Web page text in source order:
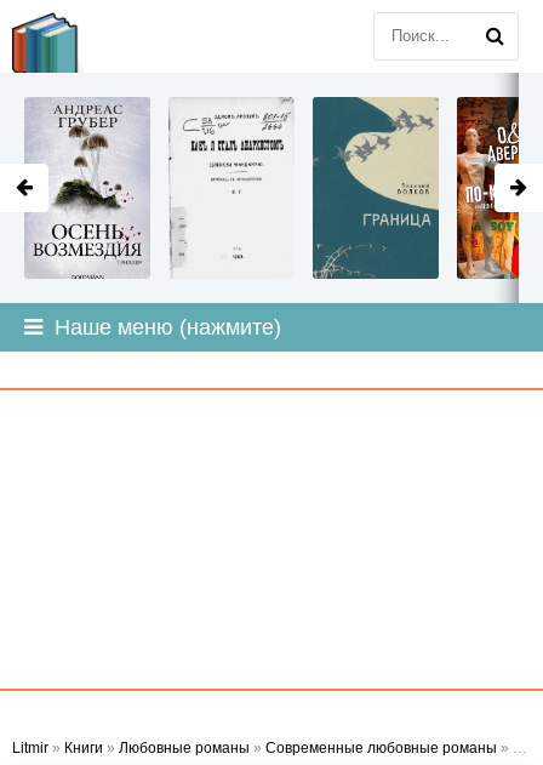
Наше меню (нажмите)
Litmir » Книги » Любовные романы » Современные любовные романы » Клубничная беда капитана Зубова - Зайцева Мария
LITMIR.ORG